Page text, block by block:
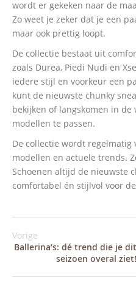
wordt er gekeken naar de
Zo weet je zeker dat je een
maar ook prettig loopt.
De collectie bestaat uit
zoals Durea, Piedi Nudi en
iedere stijl en voorkeur een
kunt de nieuwste chunky
bekijken of langskomen in
modellen te passen.
De collectie wordt
modellen en actuele trends.
Schoenen altijd de nieuwste
comfortabel én stijlvol voor
Vorige
Ballerina’s: dé trend die je dit
seizoen overal ziet!